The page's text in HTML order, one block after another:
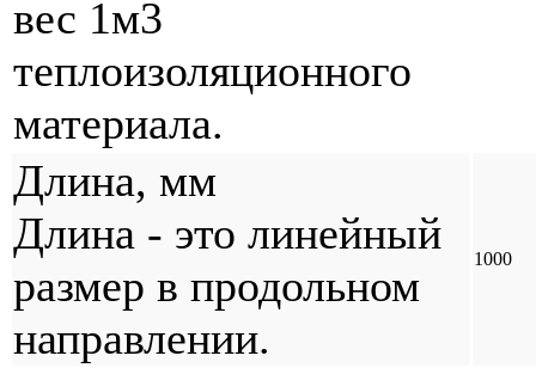
вес 1м3
теплоизоляционного
материала.
Длина, мм
Длина - это линейный
размер в продольном
направлении.
1000